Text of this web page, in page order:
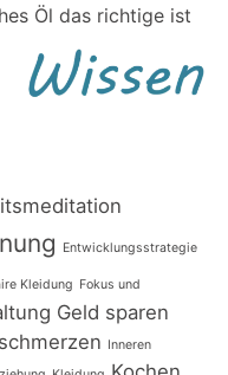
Öl das richtige ist
Entwicklungsstrategie
Kleidung Fokus und
Geld sparen
Inneren